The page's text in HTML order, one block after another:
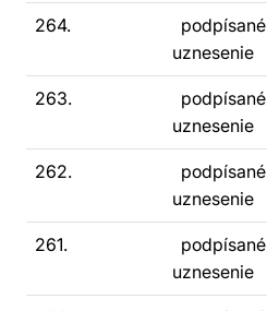
264.
podpísané
uznesenie
263.
podpísané
uznesenie
262.
podpísané
uznesenie
261.
podpísané
uznesenie